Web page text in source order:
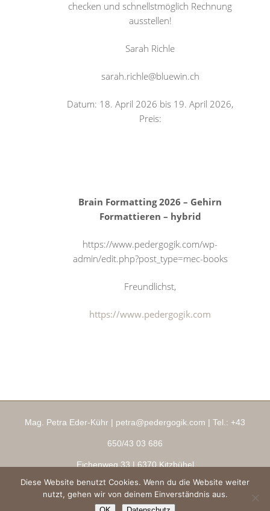
checken und schnellstmöglich Rechnung
ausstellen!
Sarah Richle
sarah.richle@bluewin.ch
Datum: 18. April 2026 bis 19. April 2026,
Preis:
Brain Formatting 2026 – Gehirn
Formattieren – hybrid
https://www.pedergogik.com/wp-
admin/edit.php?post_type=mec-books
Freundlichst,
https://www.pedergogik.com
Mag. Petra Eder-Kühr | petra@pedergogik.com | Tel.: +43
650/43 03 686
Eichenweg 33 | 6370 Kitzbühel
Impressum|AGBs|Datenschutz|Ringana Shop
Copyright 2026 ® pedergogik.com
Diese Website benutzt Cookies. Wenn du die Website weiter
nutzt, gehen wir von deinem Einverständnis aus.